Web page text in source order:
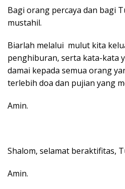
Bagi orang percaya dan bagi
mustahil.
Biarlah melalui mulut kita
penghiburan, serta kata-kata
damai kepada semua orang
terlebih doa dan pujian yang
Amin.
Shalom, selamat beraktifitas,
Amin.